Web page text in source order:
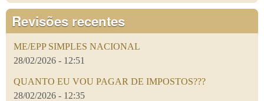
Revisões recentes
ME/EPP SIMPLES NACIONAL
28/02/2026 - 12:51
QUANTO EU VOU PAGAR DE IMPOSTOS???
28/02/2026 - 12:35